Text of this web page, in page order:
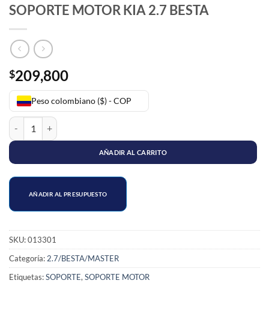
SOPORTE MOTOR KIA 2.7 BESTA
$209,800
Peso colombiano ($) - COP
SOPORTE MOTOR KIA 2.7 BESTA cantidad
AÑADIR AL CARRITO
AÑADIR AL PRESUPUESTO
SKU:013301
Categoría: 2.7/BESTA/MASTER
Etiquetas:SOPORTE, SOPORTE MOTOR